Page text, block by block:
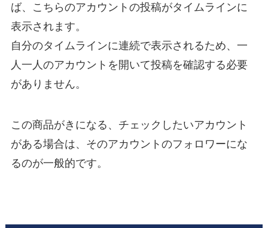
ば、こちらのアカウントの投稿がタイムラインに
表示されます。
自分のタイムラインに連続で表示されるため、一
人一人のアカウントを開いて投稿を確認する必要
がありません。
この商品がきになる、チェックしたいアカウント
がある場合は、そのアカウントのフォロワーにな
るのが一般的です。